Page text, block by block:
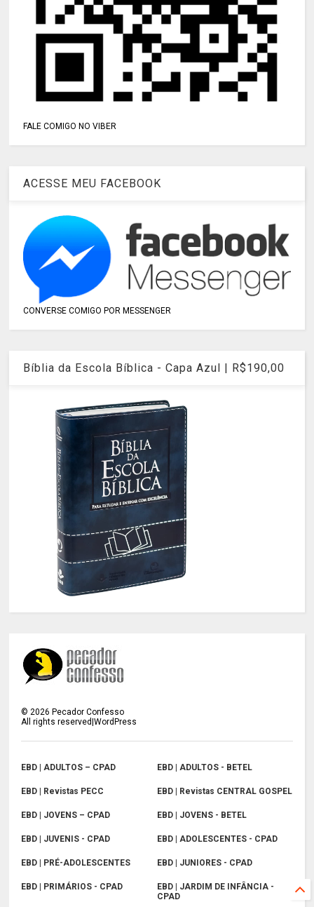
FALE COMIGO NO VIBER
ACESSE MEU FACEBOOK
CONVERSE COMIGO POR MESSENGER
Bíblia da Escola Bíblica - Capa Azul | R$190,00
©2026 Pecador Confesso
All rights reserved|WordPress
EBD | ADULTOS – CPAD EBD | ADULTOS - BETEL
EBD | Revistas PECC EBD | Revistas CENTRAL GOSPEL
EBD | JOVENS – CPAD EBD | JOVENS - BETEL
EBD | JUVENIS - CPAD EBD | ADOLESCENTES - CPAD
EBD | PRÉ-ADOLESCENTES EBD | JUNIORES - CPAD
EBD | PRIMÁRIOS - CPAD
EBD | JARDIM DE INFÂNCIA -
CPAD